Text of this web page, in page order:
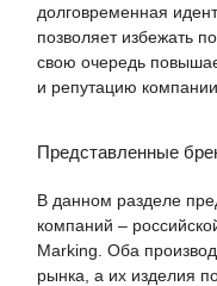
долговременная
позволяет избежать
свою очередь
и репутацию компании.
Представленные
В данном разделе
компаний –
Marking. Оба
рынка, а их изделия